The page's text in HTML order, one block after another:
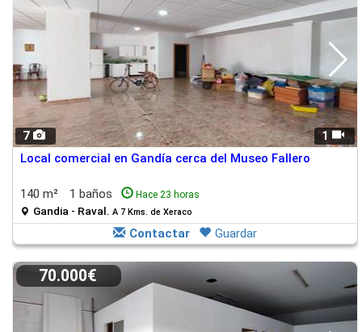
7 1
Local comercial en Gandía cerca del Museo Fallero
140 m² 1 baños Hace 23 horas
Gandia - Raval. A 7 Kms. de Xeraco
Contactar Guardar
70.000€